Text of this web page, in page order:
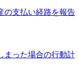
の支払い経路を報告
まった場合の行動計